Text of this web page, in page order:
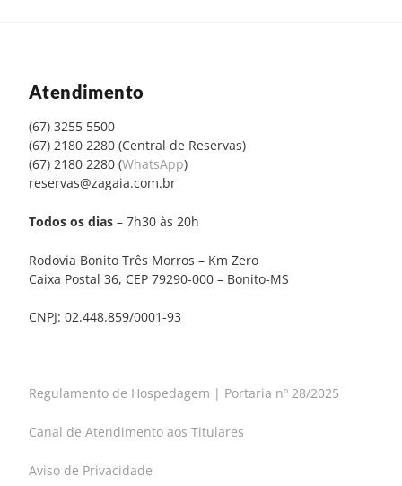
Atendimento
(67) 3255 5500
(67) 2180 2280 (Central de Reservas)
(67) 2180 2280 (WhatsApp)
reservas@zagaia.com.br
Todos os dias – 7h30 às 20h
Rodovia Bonito Três Morros – Km Zero
Caixa Postal 36, CEP 79290-000 – Bonito-MS
CNPJ: 02.448.859/0001-93
Regulamento de Hospedagem | Portaria nº 28/2025
Canal de Atendimento aos Titulares
Aviso de Privacidade